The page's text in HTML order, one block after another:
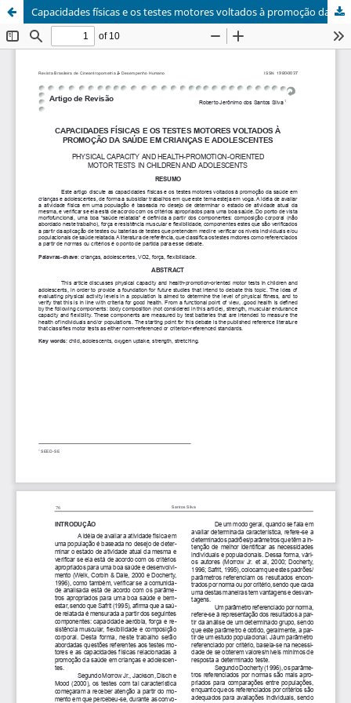
Capacidades físicas e os testes motores voltados à promoção da saúde em crianças e adolescentes